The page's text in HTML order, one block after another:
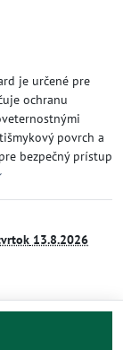
je určené pre
ochranu
povrch a
bezpečný prístup
13.8.2026